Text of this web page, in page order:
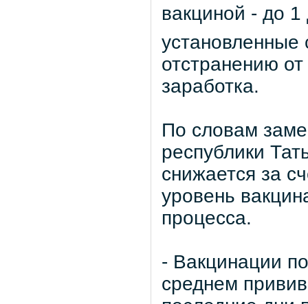
вакциной - до 1
установленные
отстранению
заработка.
По словам
республики
снижается за
уровень
процесса.
- Вакцинации
среднем